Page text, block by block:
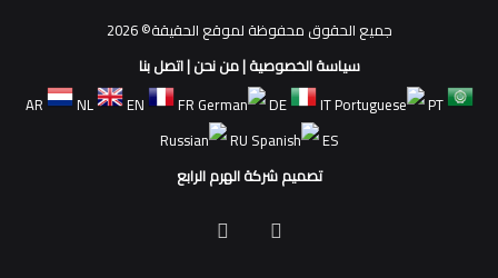
جميع الحقوق محفوظة لموقع الحقيقة© 2026
سياسة الخصوصية|من نحن|اتصل بنا
AR
NL EN FR DE IT
PT
RU
ES
تصميم شركة الهرم الرابع
فيسبوك